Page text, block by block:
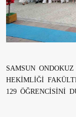
SAMSUN
HEKİMLİĞİ
129 ÖĞRENCİSİNİ